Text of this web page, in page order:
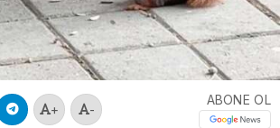
+ -
ABONE OL